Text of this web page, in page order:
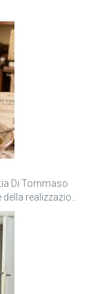
Di Tommaso
realizzazione